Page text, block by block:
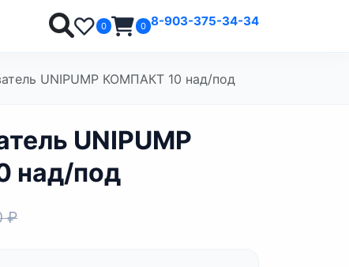
0 0 8-903-375-34-34
UNIPUMP КОМПАКТ 10 над/под
UNIPUMP
над/под
₽